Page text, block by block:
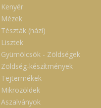
Kenyér
Mézek
Tészták (házi)
Lisztek
Gyümölcsök - Zöldségek
Zöldség-készítmények
Tejtermékek
Mikrozöldek
Aszalványok